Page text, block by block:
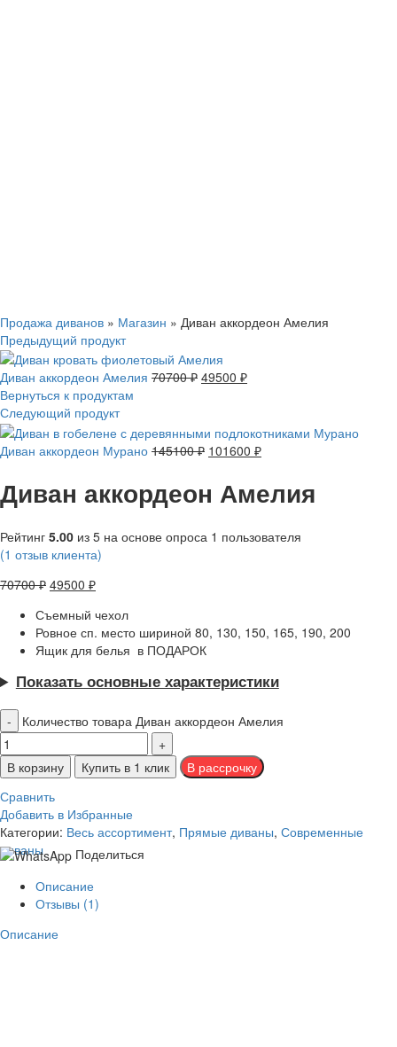
Продажа диванов » Магазин » Диван аккордеон Амелия
Предыдущий продукт
Диван аккордеон Амелия 70700₽ 49500 ₽
Вернуться к продуктам
Следующий продукт
Диван аккордеон Мурано 145100₽ 101600 ₽
Диван аккордеон Амелия
Рейтинг 5.00 из 5 на основе опроса 1 пользователя
(1 отзыв клиента)
70700₽ 49500 ₽
Съемный чехол
Ровное сп. место шириной 80, 130, 150, 165, 190, 200
Ящик для белья в ПОДАРОК
Показать основные характеристики
Количество товара Диван аккордеон Амелия
В корзину
Купить в 1 клик
Сравнить
Добавить в Избранные
Категории: Весь ассортимент, Прямые диваны, Современные
диваны
Поделиться
Описание
Отзывы (1)
Описание